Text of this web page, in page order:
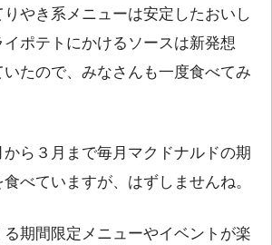
やき系メニューは安定したおいし
ポテトにかけるソースは新発想
たので、みなさんも一度食べてみ
から３月まで毎月マクドナルドの期
べていますが、はずしませんね。
る期間限定メニューやイベントが楽